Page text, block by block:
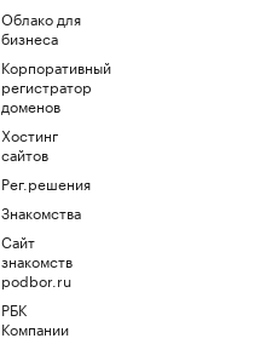
Облако для
бизнеса
Корпоративный
регистратор
доменов
Хостинг
сайтов
Рег.решения
Знакомства
Сайт
знакомств
podbor.ru
РБК
Компании